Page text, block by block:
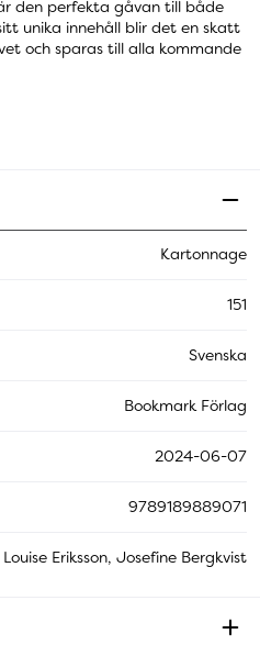
den perfekta gåvan till både
unika innehåll blir det en skatt
och sparas till alla kommande
Kartonnage
151
Svenska
Bookmark Förlag
2024-06-07
9789189889071
Louise Eriksson, Josefine Bergkvist